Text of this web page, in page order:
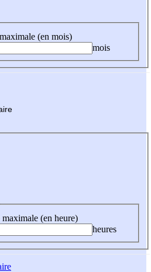
(en mois)
mois
(en heure)
heures